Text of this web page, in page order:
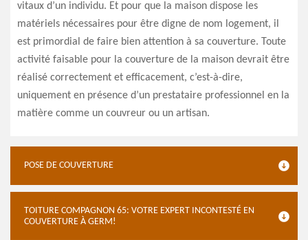
vitaux d’un individu. Et pour que la maison dispose les
matériels nécessaires pour être digne de nom logement, il
est primordial de faire bien attention à sa couverture. Toute
activité faisable pour la couverture de la maison devrait être
réalisé correctement et efficacement, c’est-à-dire,
uniquement en présence d’un prestataire professionnel en la
matière comme un couvreur ou un artisan.
POSE DE COUVERTURE
TOITURE COMPAGNON 65: VOTRE EXPERT INCONTESTÉ EN
COUVERTURE À GERM!